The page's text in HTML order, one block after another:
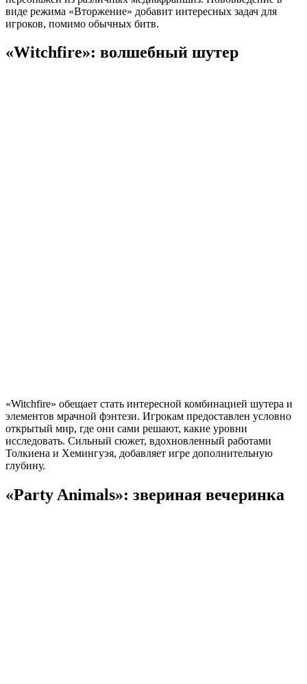
виде режима «Вторжение» добавит интересных задач для
игроков, помимо обычных битв.
«Witchfire»: волшебный шутер
«Witchfire» обещает стать интересной комбинацией шутера и
элементов мрачной фэнтези. Игрокам предоставлен условно
открытый мир, где они сами решают, какие уровни
исследовать. Сильный сюжет, вдохновленный работами
Толкиена и Хемингуэя, добавляет игре дополнительную
глубину.
«Party Animals»: звериная вечеринка